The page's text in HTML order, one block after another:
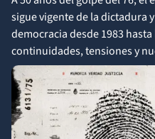
sigue vigente de la dictadura
democracia desde 1983
continuidades, tensiones y